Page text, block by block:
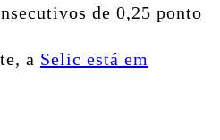
de 0,25 ponto
a Selic está em